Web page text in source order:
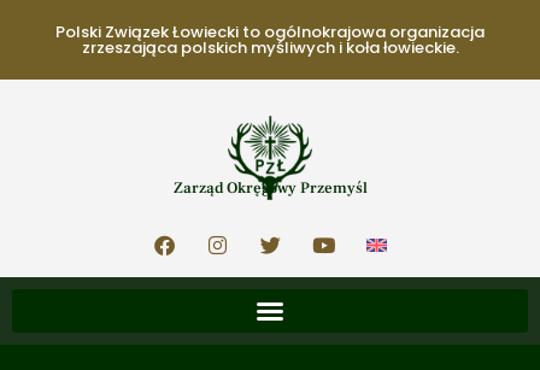
Polski Związek Łowiecki to ogólnokrajowa organizacja
zrzeszająca polskich myśliwych i koła łowieckie.
Zarząd Okręgowy Przemyśl